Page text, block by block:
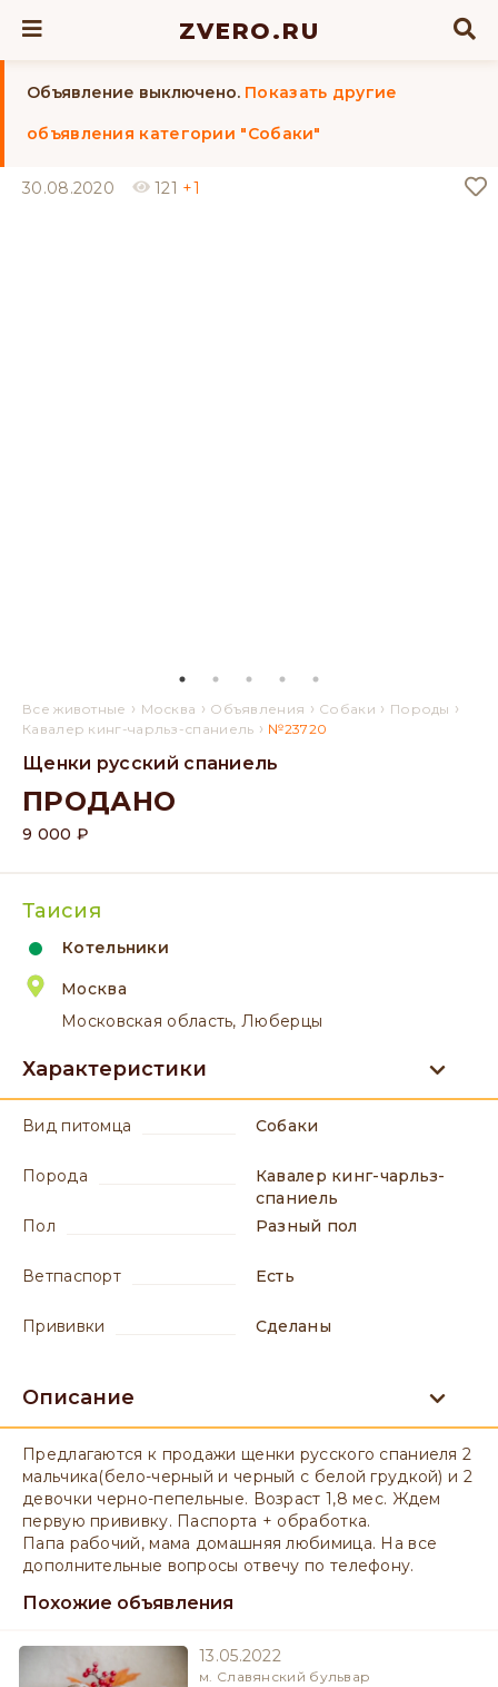
ZVERO.RU
Объявление выключено. Показать другие
объявления категории "Собаки"
30.08.2020 121 +1
Все животные › Москва › Объявления › Собаки › Породы ›
Кавалер кинг-чарльз-спаниель › №23720
Щенки русский спаниель
ПРОДАНО
9 000 ₽
Таисия
Котельники
Москва
Московская область, Люберцы
Характеристики
вид питомца Собаки
порода
Кавалер кинг-чарльз-
спаниель
пол
разный пол
ветпаспорт есть
прививки сделаны
Описание
Предлагаются к продажи щенки русского спаниеля 2
мальчика(бело-черный и черный с белой грудкой) и 2
девочки черно-пепельные. Возраст 1,8 мес. Ждем
первую прививку. Паспорта + обработка.
Папа рабочий, мама домашняя любимица. На все
дополнительные вопросы отвечу по телефону.
Похожие объявления
13.05.2022
м. Славянский бульвар